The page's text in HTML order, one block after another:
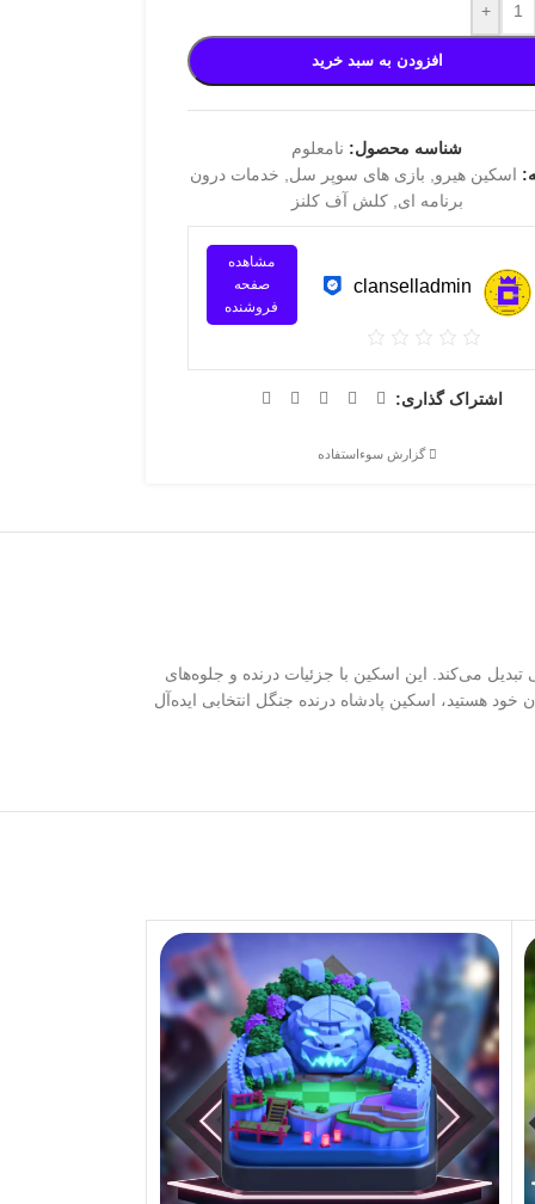
+
افزودن به سبد خرید
شناسه محصول: نامعلوم
اسکین هیرو بازی های سوپر سل
خدمات درون
برنامه ای کلش آف کلنز
clanselladmin
مشاهده
صفحه
فروشنده
اشتراک گذاری:
گزارش سوءاستفاده
می‌کند. این اسکین با جزئیات درنده و جلوه‌های
هستید، اسکین پادشاه درنده جنگل انتخابی ایده‌آل